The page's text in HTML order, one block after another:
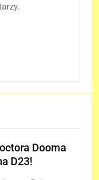
Dooma
D23!